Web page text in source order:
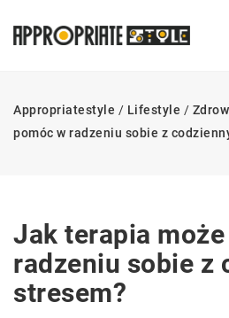
Appropriatestyle / Lifestyle /
pomóc w radzeniu sobie z
Jak terapia
radzeniu sobie z
stresem?